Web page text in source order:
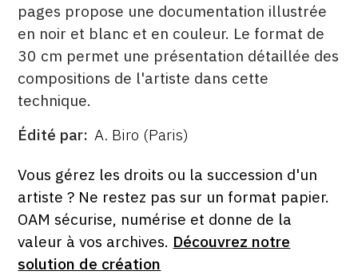
FACEBOOK
TWITTER
PINTEREST
pages propose une documentation illustrée
en noir et blanc et en couleur. Le format de
30 cm permet une présentation détaillée des
compositions de l'artiste dans cette
technique.
ÉDITÉ
Édité par A. Biro (Paris)
FORMAT
ÉTAT
Vous gérez les droits ou la succession d'un
artiste ? Ne restez pas sur un format papier.
OAM sécurise, numérise et donne de la
valeur à vos archives. Découvrez notre
solution de création